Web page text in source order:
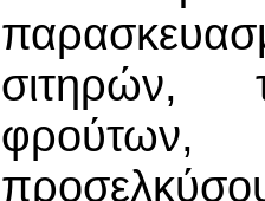
σιτηρών,